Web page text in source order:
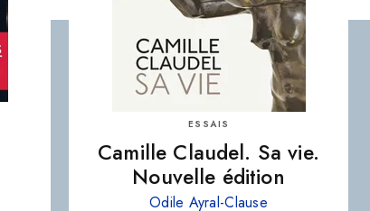
ESSAIS
Camille Claudel. Sa vie.
Nouvelle édition
Odile Ayral-Clause